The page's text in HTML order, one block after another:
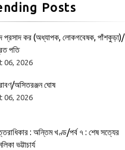
Posts
প্রসাদ কর (অধ্যাপক, লোকগবেষক, পাঁশকুড়া)/
পতি
06, 2026
অসিতরঞ্জন ঘোষ
06, 2026
: অন্তিম খণ্ড/পর্ব ৭ : শেষ সত্যের
ভট্টাচার্য